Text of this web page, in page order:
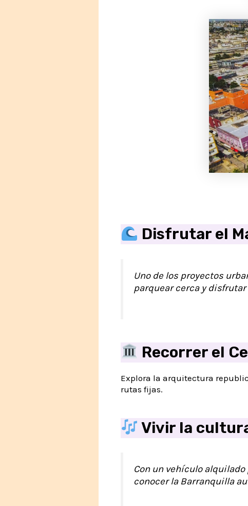
Disfrutar el
Uno de los proyectos
parquear cerca y
Recorrer el
Explora la arquitectura
rutas fijas.
Vivir la
Con un vehículo
conocer la Barranquilla